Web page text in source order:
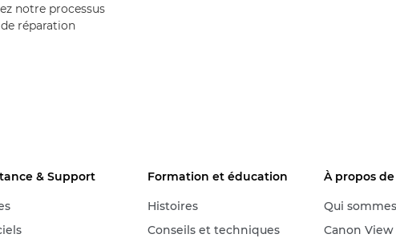
notre processus
réparation
& Support Formation et éducation
Histoires
Conseils et techniques
À propos
Qui
Canon View